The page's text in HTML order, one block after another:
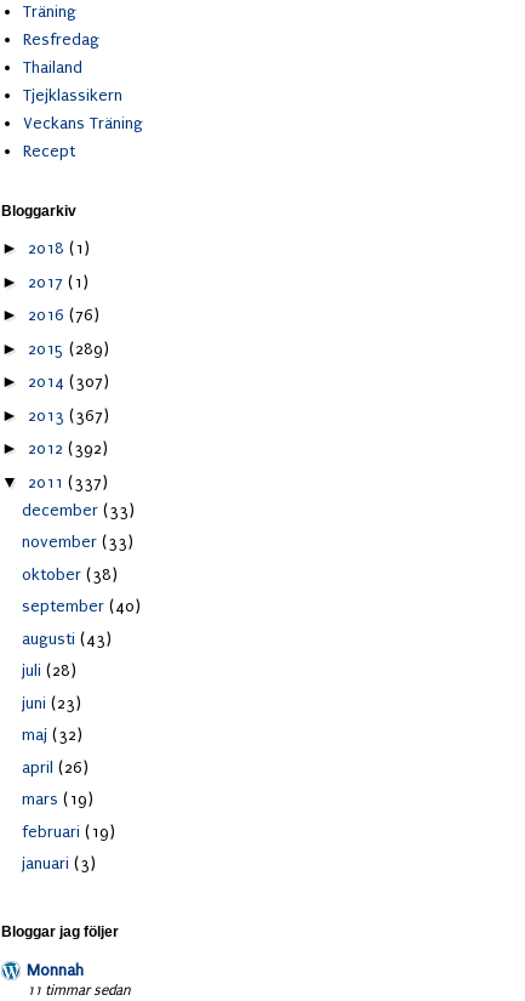
Träning
Resfredag
Thailand
Tjejklassikern
Veckans Träning
Recept
Bloggarkiv
► 2018 (1)
► 2017 (1)
► 2016 (76)
► 2015 (289)
► 2014 (307)
► 2013 (367)
► 2012 (392)
▼ 2011 (337)
december (33)
november (33)
oktober (38)
september (40)
augusti (43)
juli (28)
juni (23)
maj (32)
april (26)
mars (19)
februari (19)
januari (3)
Bloggar jag följer
Monnah
11 timmar sedan